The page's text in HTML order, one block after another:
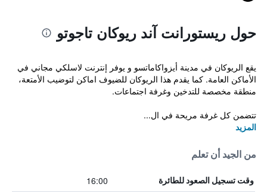
حول ريستورانت آند ريوكان تاجوتو
يقع الريوكان في مدينة أيزواكاماتسو و يوفر إنترنت لاسلكي مجاني في
الأماكن العامة. كما يقدم هذا الريوكان للضيوف اماكن لتوضيب الأمتعة،
منطقة مخصصة للتدخين وغرفة اجتماعات.
تتضمن كل غرفة مريحة في ال...
المزيد
من الجيد أن تعلم
وقت تسجيل الصعود للطائرة 16:00